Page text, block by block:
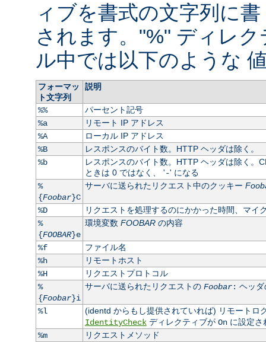
ィブを書式の文字列に
されます。"%" ディレ
ル中では以下のような
フォーマッ
ト文字列
説明
%%
パーセント記号
%a
リモート IP アドレス
%A
ローカル IP アドレス
%B
レスポンスのバイト数。HTTP ヘッダは除く。
%b
レスポンスのバイト数。HTTP ヘッダは除く。
ときは 0 ではなく、 '-' になる
%
{Foobar}C
サーバに送られたリクエスト中のクッキー
%D
リクエストを処理するのにかかった時間、マイ
%
{FOOBAR}e
環境変数 FOOBARの内容
%f
ファイル名
%h
リモートホスト
%H
リクエストプロトコル
%
{Foobar}i
サーバに送られたリクエストの Foobar: ヘッ
%l
(identd からもし提供されていれば) リモートロ
IdentityCheckディレクティブが Onに設定さ
%m
リクエストメソッド